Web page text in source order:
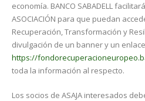
economía. BANCO SABADELL
ASOCIACIÓN para que puedan
Recuperación, Transformación y
divulgación de un banner y un
https://
toda la información al respecto.
Los socios de ASAJA interesados